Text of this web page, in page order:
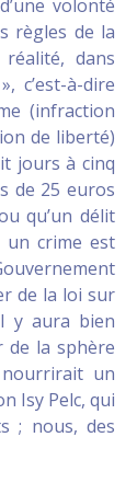
volonté
règles de la
dans
c’est-à-dire
(infraction
de liberté)
jours à cinq
de 25 euros
qu’un délit
un crime est
de la loi sur
y aura bien
de la sphère
un
Isy Pelc, qui
; nous, des